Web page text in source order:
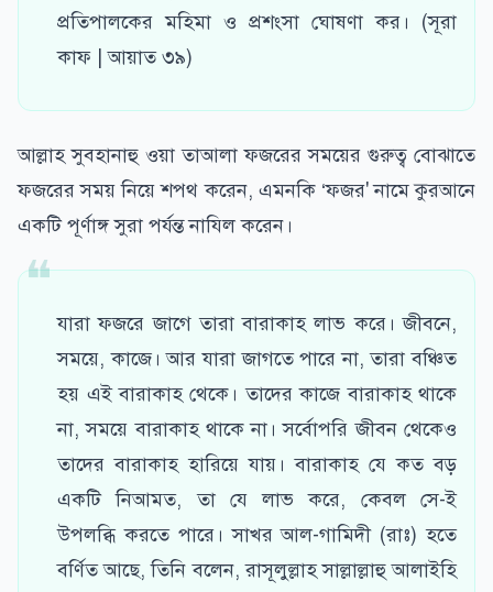
প্রতিপালকের মহিমা ও প্রশংসা ঘোষণা কর। (সূরা
কাফ | আয়াত ৩৯)
আল্লাহ সুবহানাহু ওয়া তাআলা ফজরের সময়ের গুরুত্ব বোঝাতে
ফজরের সময় নিয়ে শপথ করেন, এমনকি ‘ফজর' নামে কুরআনে
একটি পূর্ণাঙ্গ সুরা পর্যন্ত নাযিল করেন।
যারা ফজরে জাগে তারা বারাকাহ লাভ করে। জীবনে,
সময়ে, কাজে। আর যারা জাগতে পারে না, তারা বঞ্চিত
হয় এই বারাকাহ থেকে। তাদের কাজে বারাকাহ থাকে
না, সময়ে বারাকাহ থাকে না। সর্বোপরি জীবন থেকেও
তাদের বারাকাহ হারিয়ে যায়। বারাকাহ যে কত বড়
একটি নিআমত, তা যে লাভ করে, কেবল সে-ই
উপলব্ধি করতে পারে। সাখর আল-গামিদী (রাঃ) হতে
বর্ণিত আছে, তিনি বলেন, রাসূলুল্লাহ সাল্লাল্লাহু আলাইহি